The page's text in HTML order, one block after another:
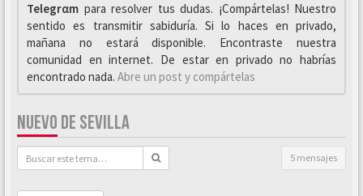
Telegrαm para resolver tus dudas. ¡Compártelas! Nuestro
sentido es transmitir sabiduría. Si lo haces en privado,
mañana no estará disponible. Encontraste nuestra
comunidad en internet. De estar en privado no habrías
encontrado nada. Abre un post y compártelas
NUEVO DE SEVILLA
5 mensajes